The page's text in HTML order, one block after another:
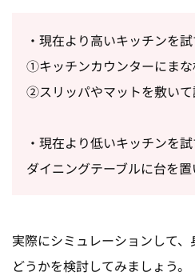
・現在より高いキッチンを
①キッチンカウンターにま
②スリッパやマットを敷い
・現在より低いキッチンを
ダイニングテーブルに台を
実際にシミュレーションして
どうかを検討してみましょう。